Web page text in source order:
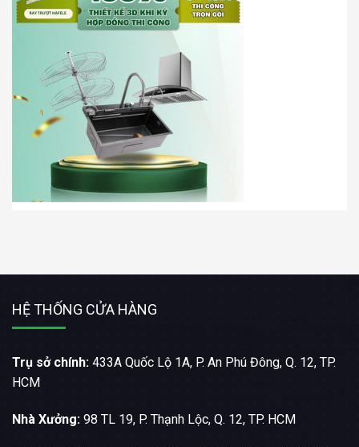
HỆ THỐNG CỬA HÀNG
Trụ sở chính: 433A Quốc Lộ 1A, P. An Phú Đông, Q. 12, TP.
HCM
Nhà Xưởng: 98 TL 19, P. Thạnh Lộc, Q. 12, TP. HCM